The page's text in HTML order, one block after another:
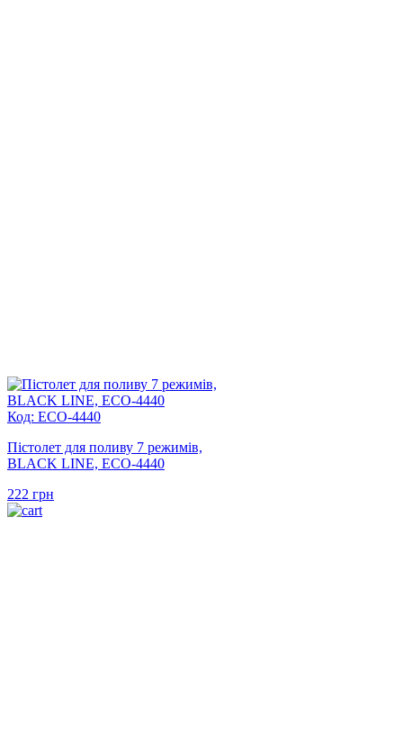
Код: ECO-4440
Пістолет для поливу 7 режимів,
BLACK LINE, ECO-4440
222 грн